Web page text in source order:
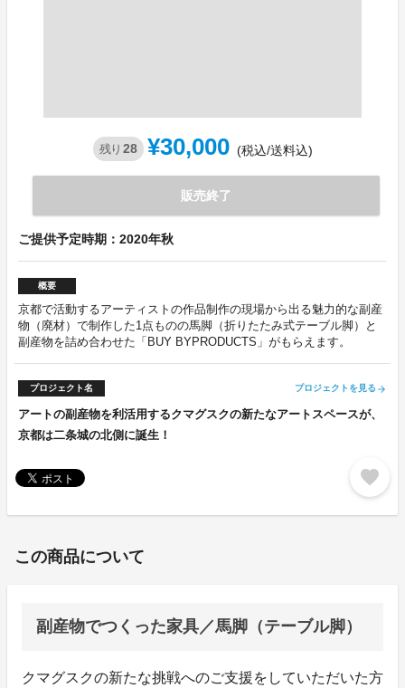
残り 28 ¥30,000 (税込/送料込)
販売終了
ご提供予定時期：2020年秋
概要
京都で活動するアーティストの作品制作の現場から出る魅力的な副産
物（廃材）で制作した1点ものの馬脚（折りたたみ式テーブル脚）と
副産物を詰め合わせた「BUY BYPRODUCTS」がもらえます。
プロジェクト名 プロジェクトを見る arrow_forward
アートの副産物を利活用するクマグスクの新たなアートスペースが、
京都は二条城の北側に誕生！
favorite
この商品について
副産物でつくった家具／馬脚（テーブル脚）
クマグスクの新たな挑戦へのご支援をしていただいた方